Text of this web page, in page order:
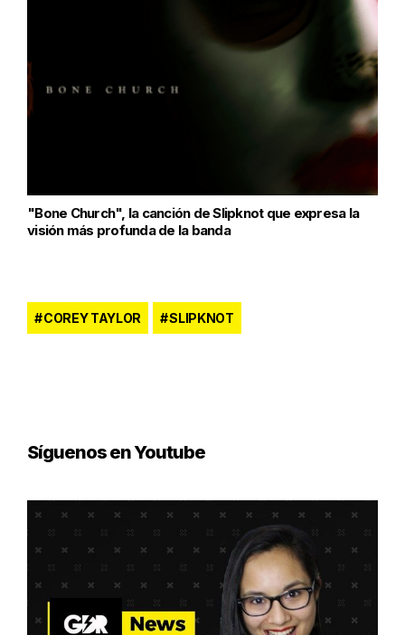
"Bone Church", la canción de Slipknot que expresa la
visión más profunda de la banda
COREY TAYLOR SLIPKNOT
Síguenos en Youtube